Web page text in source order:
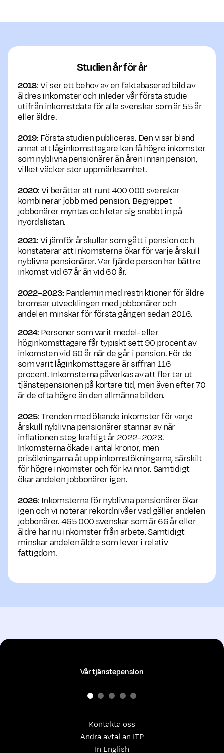
Studien år för år
2018:Vi ser ett behov av en faktabaserad bild av
äldres inkomster och inleder vår första studie
utifrån inkomstdata för alla svenskar som är 55 år
eller äldre.
2019: Första studien publiceras. Den visar bland
annat att låginkomsttagare kan få högre inkomster
som nyblivna pensionärer än åren innan pension,
vilket väcker stor uppmärksamhet.
2020: Vi berättar att runt 400 000 svenskar
kombinerar jobb med pension. Begreppet
jobbonärer myntas och letar sig snabbt in på
nyordslistan.
2021: Vi jämför årskullar som gått i pension och
konstaterar att inkomsterna ökar för varje årskull
nyblivna pensionärer. Var fjärde person har bättre
inkomst vid 67 år än vid 60 år.
2022–2023: Pandemin med restriktioner för äldre
bromsar utvecklingen med jobbonärer och
andelen minskar för första gången sedan 2016.
2024: Personer som varit medel- eller
höginkomsttagare får typiskt sett 90 procent av
inkomsten vid 60 år när de går i pension. För de
som varit låginkomsttagare är siffran 116
procent. Inkomsterna påverkas av att fler tar ut
tjänstepensionen på kortare tid, men även efter 70
är de ofta högre än den allmänna bilden.
2025:Trenden med ökande inkomster för varje
årskull nyblivna pensionärer stannar av när
inflationen steg kraftigt år 2022–2023.
Inkomsterna ökade i antal kronor, men
prisökningarna åt upp inkomstökningarna, särskilt
för högre inkomster och för kvinnor. Samtidigt
ökar andelen jobbonärer igen.
2026: Inkomsterna för nyblivna pensionärer ökar
igen och vi noterar rekordnivåer vad gäller andelen
jobbonärer. 465 000 svenskar som är 66 år eller
äldre har nu inkomster från arbete. Samtidigt
minskar andelen äldre som lever i relativ
fattigdom.
Kontakta oss
Andra avtal än ITP
In English
Vår tjänstepension